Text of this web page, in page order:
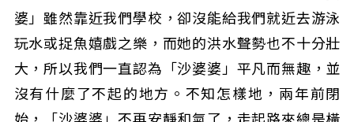
婆」雖然靠近我們學校，卻沒能給我們就近去游泳
玩水或捉魚嬉戲之樂，而她的洪水聲勢也不十分壯
大，所以我們一直認為「沙婆婆」平凡而無趣，並
沒有什麼了不起的地方。不知怎樣地，兩年前閉